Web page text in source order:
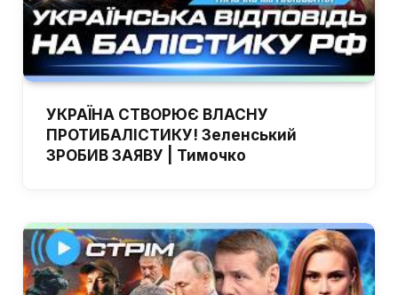
УКРАЇНА СТВОРЮЄ ВЛАСНУ
ПРОТИБАЛІСТИКУ! Зеленський
ЗРОБИВ ЗАЯВУ | Тимочко